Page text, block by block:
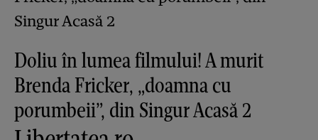
Doliu în lumea filmului! A murit
Brenda Fricker, „doamna cu
porumbeii”, din Singur Acasă 2